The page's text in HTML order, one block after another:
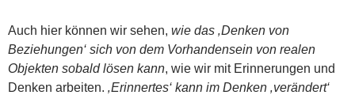
Auch hier können wir sehen, wie das ‚Denken von
Beziehungen‘ sich von dem Vorhandensein von realen
Objekten sobald lösen kann, wie wir mit Erinnerungen und
Denken arbeiten. ‚Erinnertes‘ kann im Denken ‚verändert‘